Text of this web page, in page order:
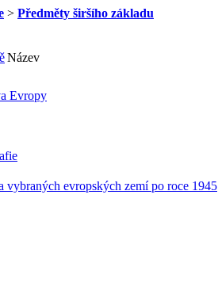
> Předměty širšího základu
Název
Evropy
vybraných evropských zemí po roce 1945